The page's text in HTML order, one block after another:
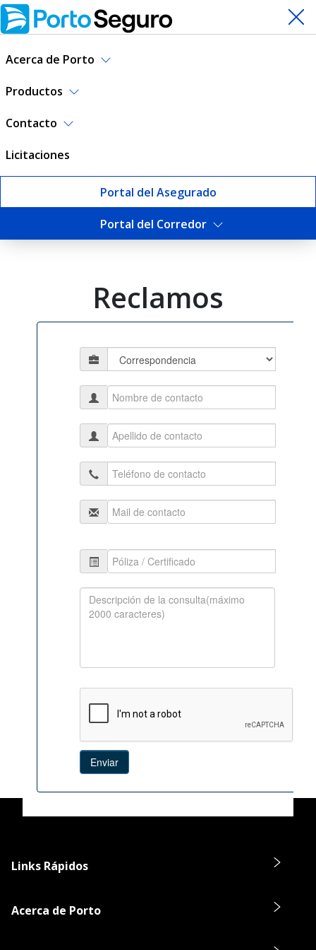
Acerca de Porto
Productos
Contacto
Licitaciones
Portal del Asegurado
Portal del Corredor
Formulario de reclamos |
Reclamos
Links Rápidos
Acerca de Porto